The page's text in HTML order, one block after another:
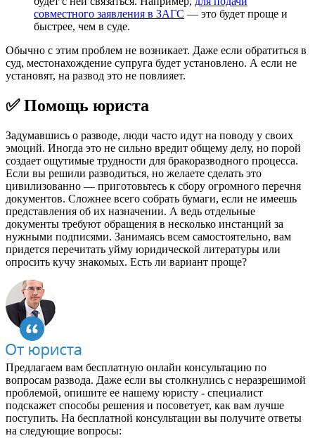
совместного заявления в ЗАГС — это будет проще и
быстрее, чем в суде.
Обычно с этим проблем не возникает. Даже если обратиться в
суд, местонахождение супруга будет установлено. А если не
установят, на развод это не повлияет.
✅ Помощь юриста
Задумавшись о разводе, люди часто идут на поводу у своих
эмоций. Иногда это не сильно вредит общему делу, но порой
создает ощутимые трудности для бракоразводного процесса.
Если вы решили разводиться, но желаете сделать это
цивилизованно — приготовьтесь к сбору огромного перечня
документов. Сложнее всего собрать бумаги, если не имеешь
представления об их назначении. А ведь отдельные
документы требуют обращения в несколько инстанций за
нужными подписями. Занимаясь всем самостоятельно, вам
придется перечитать уйму юридической литературы или
опросить кучу знакомых. Есть ли вариант проще?
Предлагаем вам бесплатную онлайн консультацию по
вопросам развода. Даже если вы столкнулись с неразрешимой
проблемой, опишите ее нашему юристу - специалист
подскажет способы решения и посоветует, как вам лучше
поступить. На бесплатной консультации вы получите ответы
на следующие вопросы: